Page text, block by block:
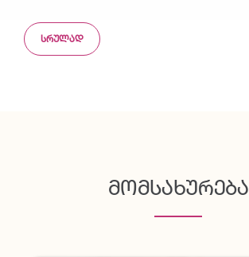
ᲡᲠᲣᲚᲐᲓ
ᲛᲝᲛᲡᲐᲮᲣᲠᲔᲑᲐ